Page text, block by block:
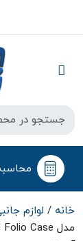
خانه / لوازم